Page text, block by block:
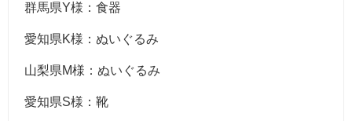
群馬県Y様：食器
愛知県K様：ぬいぐるみ
山梨県M様：ぬいぐるみ
愛知県S様：靴